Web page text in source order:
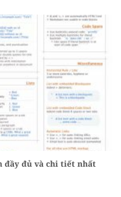
đầy đủ và chi tiết nhất